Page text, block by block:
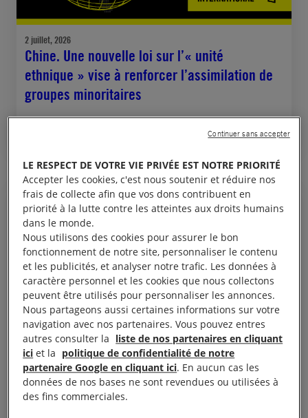
2 juillet, 2026
Chine. Une nouvelle loi sur l’« unité
ethnique » vise à renforcer l’assimilation de
groupes minoritaires
COMMUNIQUÉ DE PRESSE
2 juin, 2026
« Ce [problème de] carte de séjour
m’enchaîne, seulement la chaîne n’est pas
visible »
LE RESPECT DE VOTRE VIE PRIVÉE EST NOTRE PRIORITÉ
Accepter les cookies, c'est nous soutenir et réduire nos
frais de collecte afin que vos dons contribuent en
priorité à la lutte contre les atteintes aux droits humains
dans le monde.
Nous utilisons des cookies pour assurer le bon
fonctionnement de notre site, personnaliser le contenu
et les publicités, et analyser notre trafic. Les données à
caractère personnel et les cookies que nous collectons
peuvent être utilisés pour personnaliser les annonces.
Nous partageons aussi certaines informations sur votre
navigation avec nos partenaires. Vous pouvez entres
autres consulter la liste de nos partenaires en cliquant
ici et la politique de confidentialité de notre
partenaire Google en cliquant ici. En aucun cas les
données de nos bases ne sont revendues ou utilisées à
des fins commerciales.
Continuer sans accepter